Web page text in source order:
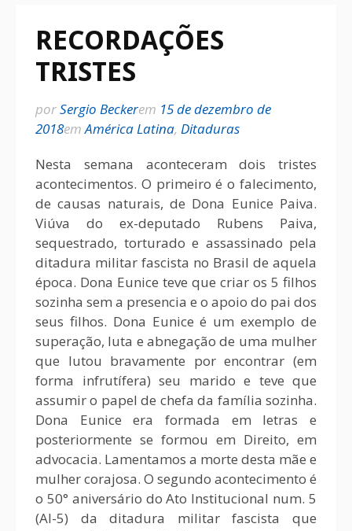
RECORDAÇÕES
TRISTES
porSergio Beckerem 15 de dezembro de
2018emAmérica Latina, Ditaduras
Nesta semana aconteceram dois tristes
acontecimentos. O primeiro é o falecimento,
de causas naturais, de Dona Eunice Paiva.
Viúva do ex-deputado Rubens Paiva,
sequestrado, torturado e assassinado pela
ditadura militar fascista no Brasil de aquela
época. Dona Eunice teve que criar os 5 filhos
sozinha sem a presencia e o apoio do pai dos
seus filhos. Dona Eunice é um exemplo de
superação, luta e abnegação de uma mulher
que lutou bravamente por encontrar (em
forma infrutífera) seu marido e teve que
assumir o papel de chefa da família sozinha.
Dona Eunice era formada em letras e
posteriormente se formou em Direito, em
advocacia. Lamentamos a morte desta mãe e
mulher corajosa. O segundo acontecimento é
o 50° aniversário do Ato Institucional num. 5
(AI-5) da ditadura militar fascista que